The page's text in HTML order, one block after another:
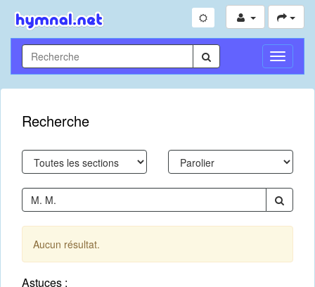
Toggle
Recherche
Aucun résultat.
Astuces :